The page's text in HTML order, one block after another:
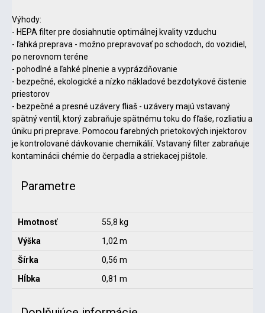
Výhody:
- HEPA filter pre dosiahnutie optimálnej kvality vzduchu
- ľahká preprava - možno prepravovať po schodoch, do vozidiel,
po nerovnom teréne
- pohodlné a ľahké plnenie a vyprázdňovanie
- bezpečné, ekologické a nízko nákladové bezdotykové čistenie
priestorov
- bezpečné a presné uzávery fliaš - uzávery majú vstavaný
spätný ventil, ktorý zabraňuje spätnému toku do fľaše, rozliatiu a
úniku pri preprave. Pomocou farebných prietokových injektorov
je kontrolované dávkovanie chemikálií. Vstavaný filter zabraňuje
kontaminácii chémie do čerpadla a striekacej pištole.
Parametre
Hmotnosť
55,8 kg
Výška
1,02 m
Šírka
0,56 m
Hĺbka
0,81 m